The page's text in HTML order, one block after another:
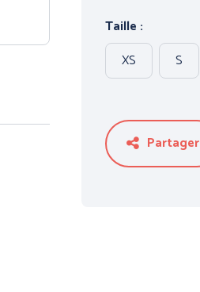
Taille :
XS
S
Partager